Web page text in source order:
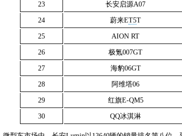
23 长安启源A07
24 蔚来ET5T
25 AION RT
26 极氪007GT
27 海豹06GT
28 阿维塔06
29 红旗E-QM5
30 QQ冰淇淋